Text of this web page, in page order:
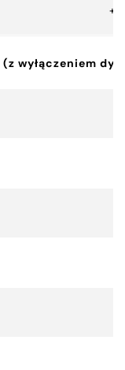
(z wyłączeniem